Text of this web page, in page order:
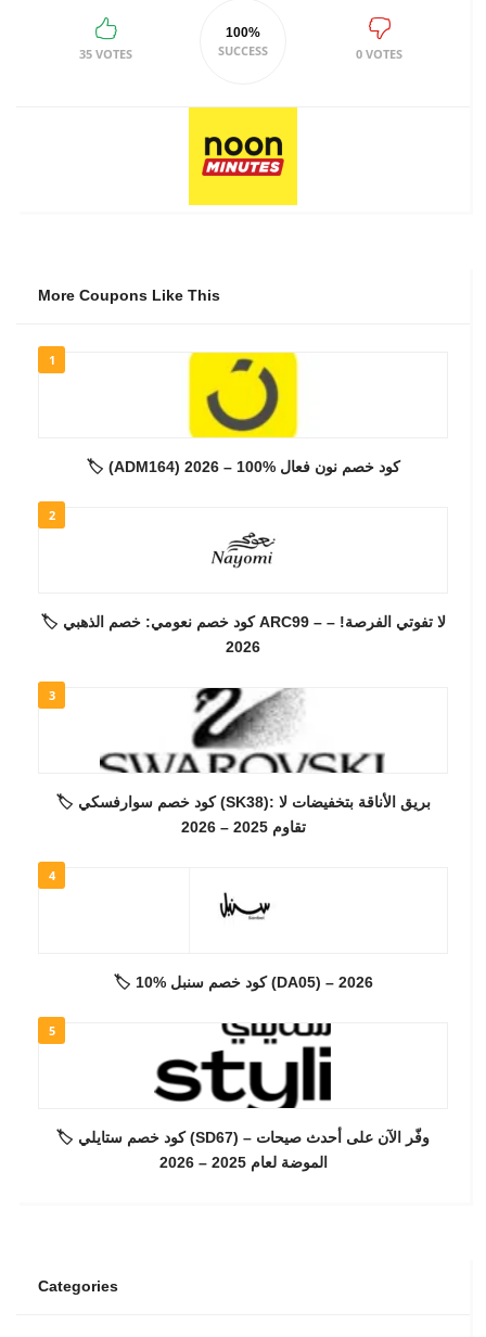
35 VOTES
100%
SUCCESS 0 VOTES
More Coupons Like This
1
🏷️ (ADM164) كود خصم نون فعال %100 – 2026
2
🏷️ كود خصم نعومي: خصم الذهبي ARC99 – لا تفوتي الفرصة! –
2026
3
🏷️ كود خصم سوارفسكي (SK38): بريق الأناقة بتخفيضات لا
تقاوم 2025 – 2026
4
🏷️ كود خصم سنبل %10 (DA05) – 2026
5
🏷️ كود خصم ستايلي (SD67) – وفّر الآن على أحدث صيحات
الموضة لعام 2025 – 2026
Categories